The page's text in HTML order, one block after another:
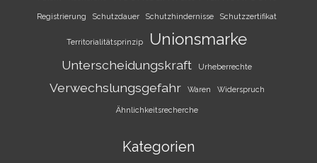
Registrierung Schutzdauer Schutzhindernisse Schutzzertifikat
Territorialitätsprinzip Unionsmarke
Unterscheidungskraft Urheberrechte
Verwechslungsgefahr Waren Widerspruch
Ähnlichkeitsrecherche
Kategorien